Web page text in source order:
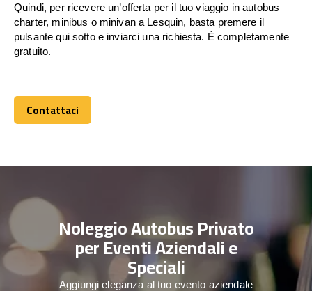
Quindi, per ricevere un’offerta per il tuo viaggio in autobus
charter, minibus o minivan a Lesquin, basta premere il
pulsante qui sotto e inviarci una richiesta. È completamente
gratuito.
Contattaci
Contattaci
Noleggio Autobus Privato
per Eventi Aziendali e
Speciali
Aggiungi eleganza al tuo evento aziendale